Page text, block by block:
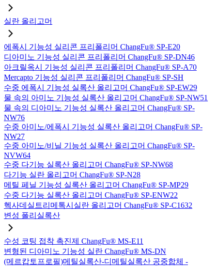
실란 올리고머
에폭시 기능성 실리콘 프리폴리머 ChangFu® SP-E20
디아미노 기능성 실리콘 프리폴리머 ChangFu® SP-DN46
아크릴옥시 기능성 실리콘 프리폴리머 ChangFu® SP-A70
Mercapto 기능성 실리콘 프리폴리머 ChangFu® SP-SH
수중 에폭시 기능성 실록산 올리고머 ChangFu® SP-EW29
물 속의 아미노 기능성 실록산 올리고머 ChangFu® SP-NW51
물 속의 디아미노 기능성 실록산 올리고머 ChangFu® SP-
NW76
수중 아미노/에폭시 기능성 실록산 올리고머 ChangFu® SP-
NW27
수중 아미노/비닐 기능성 실록산 올리고머 ChangFu® SP-
NVW64
수중 다기능 실록산 올리고머 ChangFu® SP-NW68
다기능 실란 올리고머 ChangFu® SP-N28
메틸 페닐 기능성 실록산 올리고머 ChangFu® SP-MP29
수중 다기능 실록산 올리고머 ChangFu® SP-ENW22
헥사데실트리메톡시실란 올리고머 ChangFu® SP-C1632
변성 폴리실록산
수성 코팅 접착 촉진제 ChangFu® MS-E11
변형된 디아미노 기능성 실란 ChangFu® MS-DN
(메르캅토프로필)메틸실록산-디메틸실록산 공중합체 -